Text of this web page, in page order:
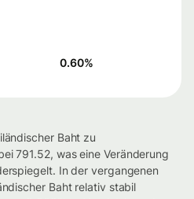
0.60%
Baht zu
791.52, was eine Veränderung
In der vergangenen
Baht relativ stabil